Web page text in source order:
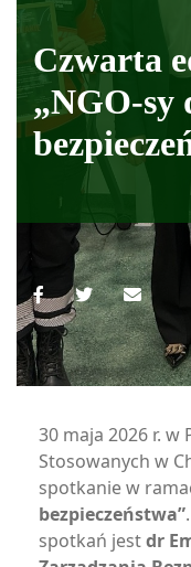
Czwarta
„NGO-sy
30 maja 2026 r.
Stosowanych w
spotkanie w
bezpieczeństwa”
spotkań jestdr